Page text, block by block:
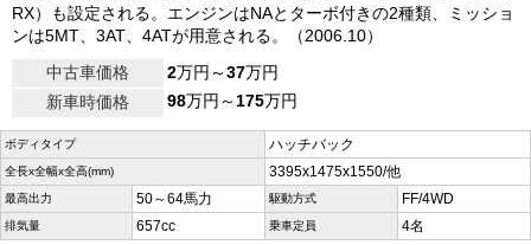
RX）も設定される。エンジンはNAとターボ付きの2種類、ミッショ
ンは5MT、3AT、4ATが用意される。（2006.10）
中古車価格
2万円～37万円
新車時価格
98万円～175万円
ボディタイプ ハッチバック
全長x全幅x全高(mm) 3395x1475x1550/他
最高出力 50～64馬力 駆動方式 FF/4WD
排気量 657cc 乗車定員 4名